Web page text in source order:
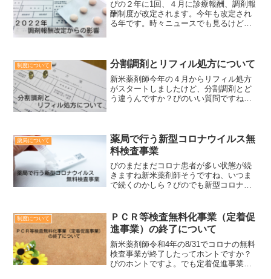
ぴの２年に1回、４月に診療報酬、調剤報
酬制度が改定されます。今年も改定され
る年です。時々ニュースでも見るけど、
くいと思いますぴのそこ...
制度について 分割調剤とリフィル処方について
新米薬剤師今年の４月からリフィル処方
がスタートしましたけど、分割調剤とど
う違うんですか？ぴのいい質問ですね！
ね？今まで分割調剤というも...
薬局について
薬局で行う新型コロナウイルス無
料検査事業
ぴのまだまだコロナ患者が多い状態が続
きますね新米薬剤師そうですね、いつま
で続くのかしら？ぴのでも新型コロナウ
ういうことですか？ぴの例えば、リスク
が高い人限定だけど、治療...
制度について
ＰＣＲ等検査無料化事業（定着促
進事業）の終了について
新米薬剤師令和4年の8/31でコロナの無料
検査事業が終了したってホントですか？
ぴのホントですよ。でも定着促進事業が